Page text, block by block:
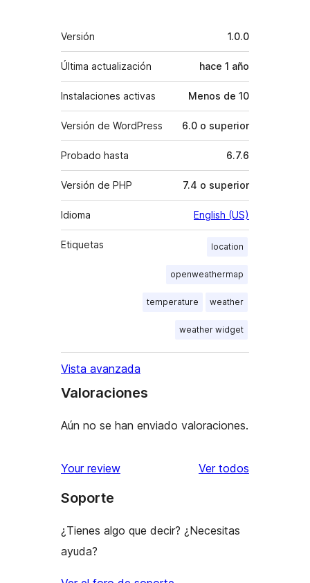
Meta
Versión 1.0.0
Última actualización hace 1 año
Instalaciones activas Menos de 10
Versión de WordPress 6.0 o superior
Probado hasta 6.7.6
Versión de PHP 7.4 o superior
Idioma English (US)
Etiquetas location
openweathermap
temperature weather
weather widget
Vista avanzada
Valoraciones
Aún no se han enviado valoraciones.
Your review Ver todos
Soporte
¿Tienes algo que decir? ¿Necesitas
ayuda?